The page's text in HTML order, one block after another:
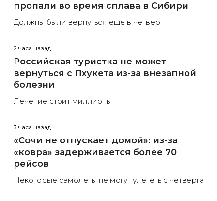
пропали во время сплава в Сибири
Должны были вернуться еще в четверг
2 часа назад
Российская туристка не может
вернуться с Пхукета из-за внезапной
болезни
Лечение стоит миллионы
3 часа назад
«Сочи не отпускает домой»: из-за
«ковра» задерживается более 70
рейсов
Некоторые самолеты не могут улететь с четверга